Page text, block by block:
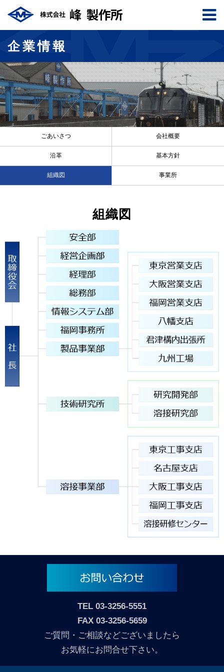
企業情報
ごあいさつ 会社概要
沿革 基本方針
組織図 事業所
組織図
TEL 03-3256-5551
FAX 03-3256-5659
ご質問・ご相談などございましたら
お気軽にお問合せ下さい。